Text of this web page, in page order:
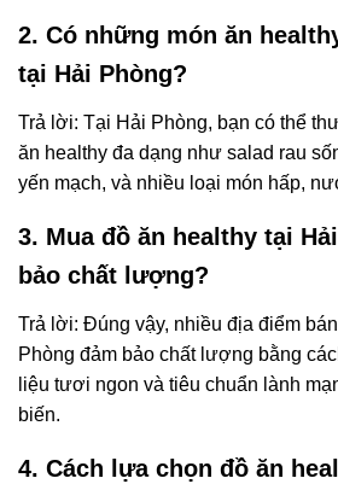
2. Có những món ăn
tại Hải Phòng?
Trả lời: Tại Hải Phòng, bạn có thể
ăn healthy đa dạng như salad rau
yến mạch, và nhiều loại món hấp,
3. Mua đồ ăn healthy tại
bảo chất lượng?
Trả lời: Đúng vậy, nhiều địa điểm
Phòng đảm bảo chất lượng bằng
liệu tươi ngon và tiêu chuẩn lành
biến.
4. Cách lựa chọn đồ ăn